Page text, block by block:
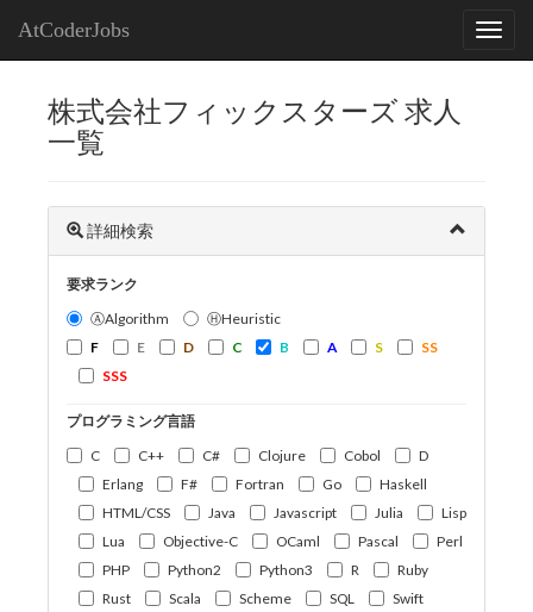
AtCoderJobs
株式会社フィックスターズ 求人
一覧
詳細検索
要求ランク
ⒶAlgorithm
ⒽHeuristic
F
E D C B A S
SS
SSS
プログラミング言語
C
C++ C# Clojure Cobol
D
Erlang
F# Fortran Go
Haskell
HTML/CSS
Java Javascript Julia
Lisp
Lua
Objective-C OCaml Pascal
Perl
PHP
Python2 Python3 R
Ruby
Rust
Scala Scheme SQL
Swift